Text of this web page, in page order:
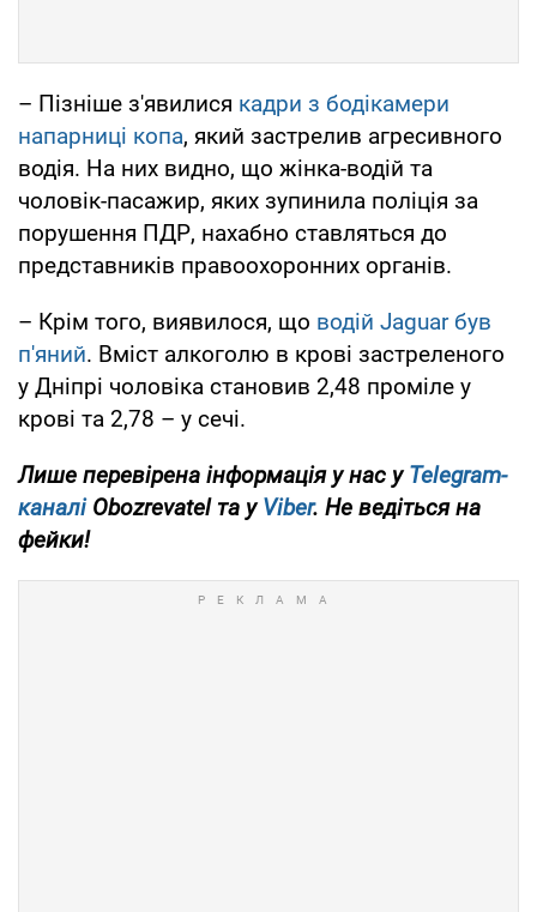
– Пізніше з'явилися кадри з бодікамери
напарниці копа, який застрелив агресивного
водія. На них видно, що жінка-водій та
чоловік-пасажир, яких зупинила поліція за
порушення ПДР, нахабно ставляться до
представників правоохоронних органів.
– Крім того, виявилося, що водій Jaguar був
п'яний. Вміст алкоголю в крові застреленого
у Дніпрі чоловіка становив 2,48 проміле у
крові та 2,78 – у сечі.
Лише перевірена інформація у нас уTelegram-
каналіObozrevatel та уViber. Не ведіться на
фейки!